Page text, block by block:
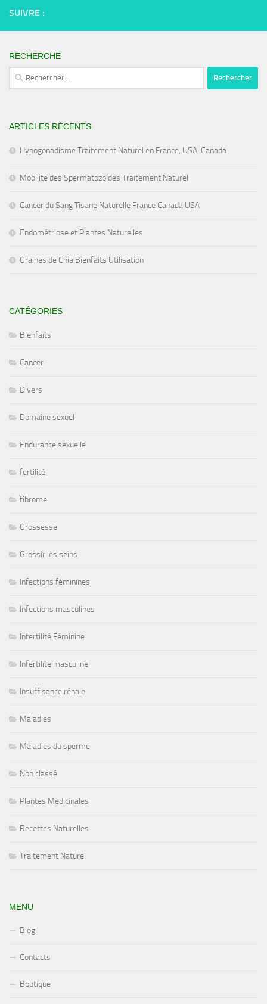
SUIVRE :
RECHERCHE
Rechercher :
ARTICLES RÉCENTS
Hypogonadisme Traitement Naturel en France, USA, Canada
Mobilité des Spermatozoïdes Traitement Naturel
Cancer du Sang Tisane Naturelle France Canada USA
Endométriose et Plantes Naturelles
Graines de Chia Bienfaits Utilisation
CATÉGORIES
Bienfaits
Cancer
Divers
Domaine sexuel
Endurance sexuelle
fertilité
fibrome
Grossesse
Grossir les seins
Infections féminines
Infections masculines
Infertilité Féminine
Infertilité masculine
Insuffisance rénale
Maladies
Maladies du sperme
Non classé
Plantes Médicinales
Recettes Naturelles
Traitement Naturel
MENU
Blog
Contacts
Boutique